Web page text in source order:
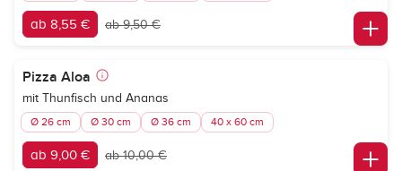
ab 8,55 € ab 9,50 €
Pizza Aloa
mit Thunfisch und Ananas
Ø 26 cm Ø 30 cm Ø 36 cm 40 x 60 cm
ab 9,00 € ab 10,00 €